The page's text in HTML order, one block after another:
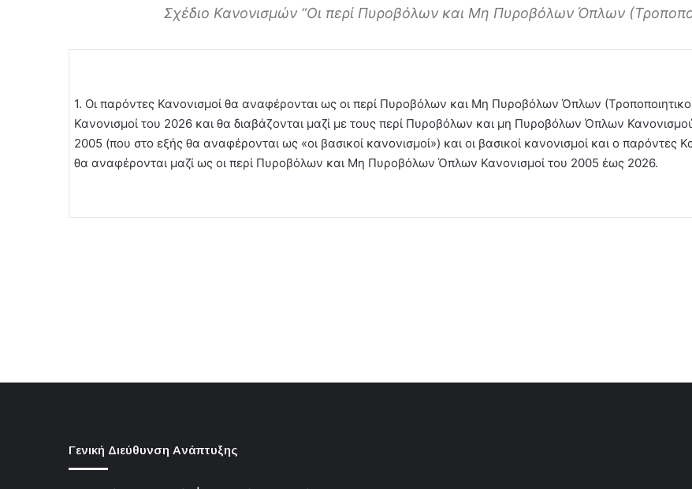
Σχέδιο Κανονισμών “Οι περί Πυροβόλων και Μη Πυροβόλων Όπλων
1. Οι παρόντες Κανονισμοί θα αναφέρονται ως οι περί Πυροβόλων και Μη Πυροβόλων Όπλων
Κανονισμοί του 2026 και θα διαβάζονται μαζί µε τους περί Πυροβόλων και μη Πυροβόλων Όπλων
2005 (που στο εξής θα αναφέρονται ως «οι βασικοί κανονισμοί») και οι βασικοί κανονισμοί και ο παρόντες
θα αναφέρονται μαζί ως οι περί Πυροβόλων και Μη Πυροβόλων Όπλων Κανονισμοί του 2005 έως 2026.
Γενική Διεύθυνση Ανάπτυξης